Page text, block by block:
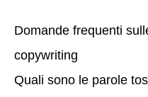
Domande frequenti
copywriting
Quali sono le parole